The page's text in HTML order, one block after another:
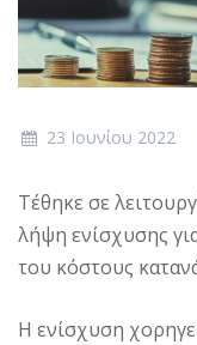
23 Ιουνίου 2022
Τέθηκε σε
λήψη ενίσχυσης
του κόστους
Η ενίσχυση